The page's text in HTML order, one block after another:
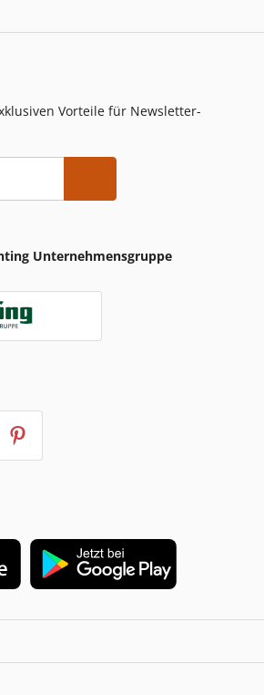
Vorteile für Newsletter-
Unternehmensgruppe